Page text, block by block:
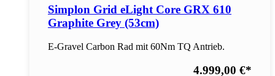
Simplon Grid eLight Core GRX 610
Graphite Grey (53cm)
E-Gravel Carbon Rad mit 60Nm TQ Antrieb.
4.999,00 €*